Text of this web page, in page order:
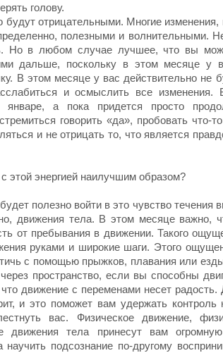
голову.
отрицательными. Многие изменения,
полезными и волнительными.
Но в любом случае лучшее, что вы
дальше, поскольку в этом месяце у
В этом месяце у вас действительно не
и осмыслить все изменения.
а пока придется просто
говорить «да», пробовать что-
и не отрицать то, что является
этой энергией наилучшим образом?
полезно войти в это чувство течения
движения тела. В этом месяце важно,
от пребывания в движении. Такого
руками и широкие шаги. Этого
с помощью прыжков, плавания или
пространство, если вы способны
движение с переменами несет радость.
и это поможет вам удержать
вас. Физическое движение,
движения тела принесут вам
научить подсознание по-другому